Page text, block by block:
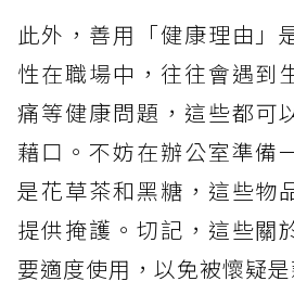
此外，善用「健康理由」
性在職場中，往往會遇到
痛等健康問題，這些都可
藉口。不妨在辦公室準備
是花草茶和黑糖，這些物
提供掩護。切記，這些關
要適度使用，以免被懷疑是